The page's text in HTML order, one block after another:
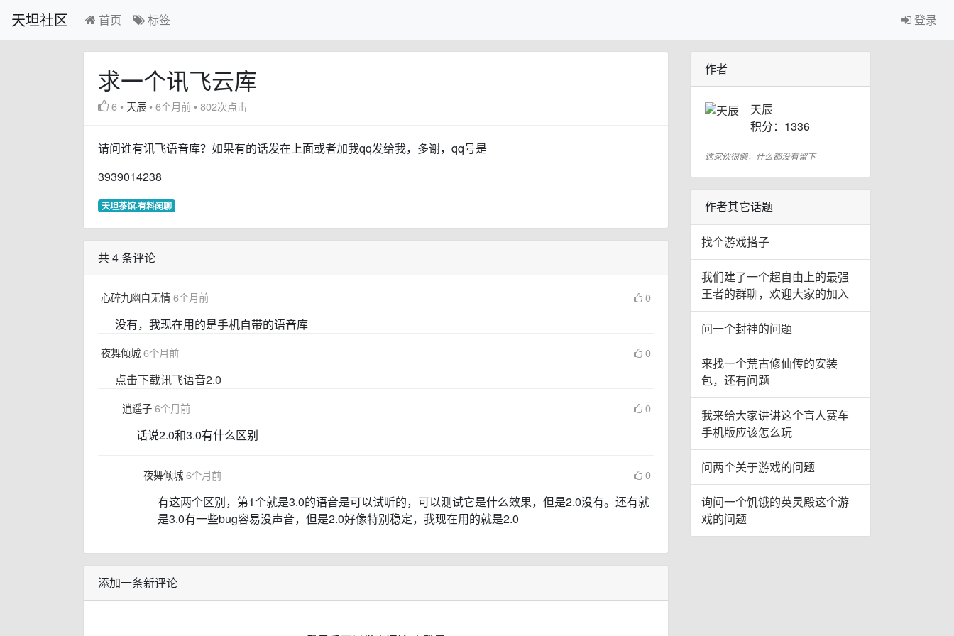
天坦社区 首页 标签 登录
求一个讯飞云库
6 • 天辰 •6个月前 •802次点击
请问谁有讯飞语音库？如果有的话发在上面或者加我qq发给我，多谢，qq号是
3939014238
天坦茶馆·有料闲聊
共 4 条评论
心碎九幽自无情6个月前 0
没有，我现在用的是手机自带的语音库
夜舞倾城6个月前 0
点击下载讯飞语音2.0
逍遥子6个月前 0
话说2.0和3.0有什么区别
夜舞倾城6个月前 0
有这两个区别，第1个就是3.0的语音是可以试听的，可以测试它是什么效果，但是2.0没有。还有就
是3.0有一些bug容易没声音，但是2.0好像特别稳定，我现在用的就是2.0
添加一条新评论
作者
天辰
积分：1336
这家伙很懒，什么都没有留下
作者其它话题
找个游戏搭子
我们建了一个超自由上的最强
王者的群聊，欢迎大家的加入
问一个封神的问题
来找一个荒古修仙传的安装
包，还有问题
我来给大家讲讲这个盲人赛车
手机版应该怎么玩
问两个关于游戏的问题
询问一个饥饿的英灵殿这个游
戏的问题